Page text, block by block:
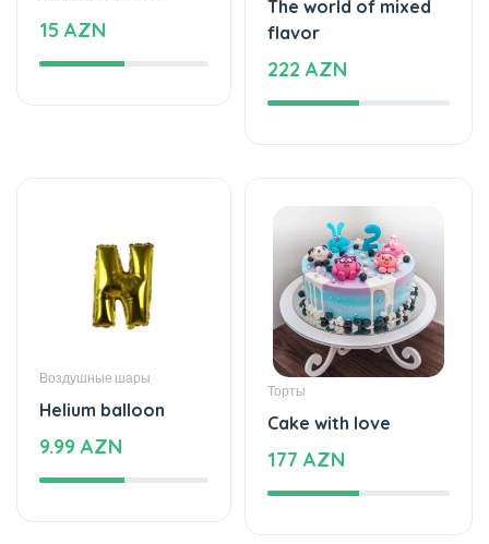
222 AZN
Воздушные шары
9.99 AZN
Торты
Cake with love
177 AZN